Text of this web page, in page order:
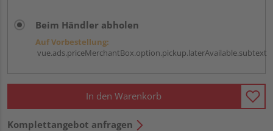
Beim Händler abholen
Auf Vorbestellung:
vue.ads.priceMerchantBox.option.pickup.laterAvailable.subtext
In den Warenkorb
Komplettangebot anfragen